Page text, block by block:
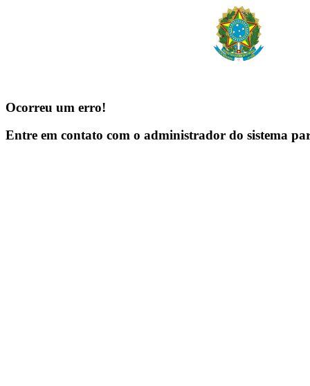
Ocorreu um erro!
Entre em contato com o administrador do sistema